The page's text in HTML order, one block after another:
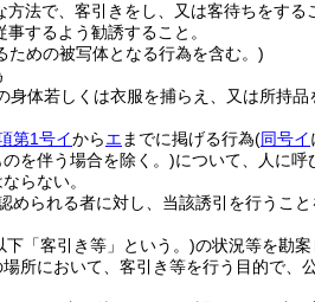
法で、客引きをし、又は客待ちをする
するよう勧誘すること。
ための被写体となる行為を含む。)
身体若しくは衣服を捕らえ、又は所持
第1号イからエ までに掲げる行為(同号イ
を伴う場合を除く。)について、人に呼
らない。
められる者に対し、当該誘引を行うこ
下「客引き等」という。)の状況等を勘
所において、客引き等を行う目的で、